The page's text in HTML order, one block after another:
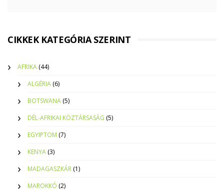
CIKKEK KATEGÓRIA SZERINT
AFRIKA (44)
ALGÉRIA (6)
BOTSWANA (5)
DÉL-AFRIKAI KÖZTÁRSASÁG (5)
EGYIPTOM (7)
KENYA (3)
MADAGASZKÁR (1)
MAROKKÓ (2)